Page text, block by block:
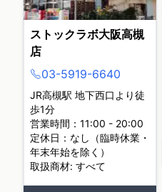
ストックラボ大阪高槻
店
03-5919-6640
JR高槻駅 地下西口より徒
歩1分
営業時間：11:00 - 20:00
定休日：なし（臨時休業・
年末年始を除く）
取扱商材: すべて